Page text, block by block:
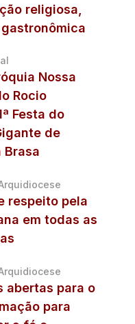
religiosa,
Nossa
Rocio
Festa do
de
Brasa
respeito pela
em todas as
abertas para o
para